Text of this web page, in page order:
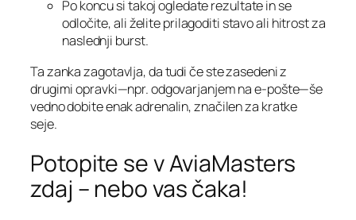
Po koncu si takoj ogledate rezultate in se
odločite, ali želite prilagoditi stavo ali hitrost za
naslednji burst.
Ta zanka zagotavlja, da tudi če ste zasedeni z
drugimi opravki—npr. odgovarjanjem na e‑pošte—še
vedno dobite enak adrenalin, značilen za kratke
seje.
Potopite se v AviaMasters
zdaj – nebo vas čaka!